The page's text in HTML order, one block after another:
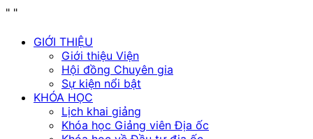
" "
GIỚI THIỆU
Giới thiệu Viện
Hội đồng Chuyên gia
Sự kiện nổi bật
KHÓA HỌC
Lịch khai giảng
Khóa học Giảng viên Địa ốc